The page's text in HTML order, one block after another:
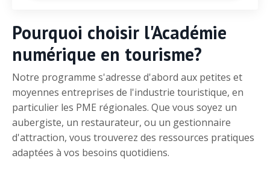
Pourquoi choisir l'Académie
numérique en tourisme?
Notre programme s'adresse d'abord aux petites et
moyennes entreprises de l'industrie touristique, en
particulier les PME régionales. Que vous soyez un
aubergiste, un restaurateur, ou un gestionnaire
d'attraction, vous trouverez des ressources pratiques
adaptées à vos besoins quotidiens.